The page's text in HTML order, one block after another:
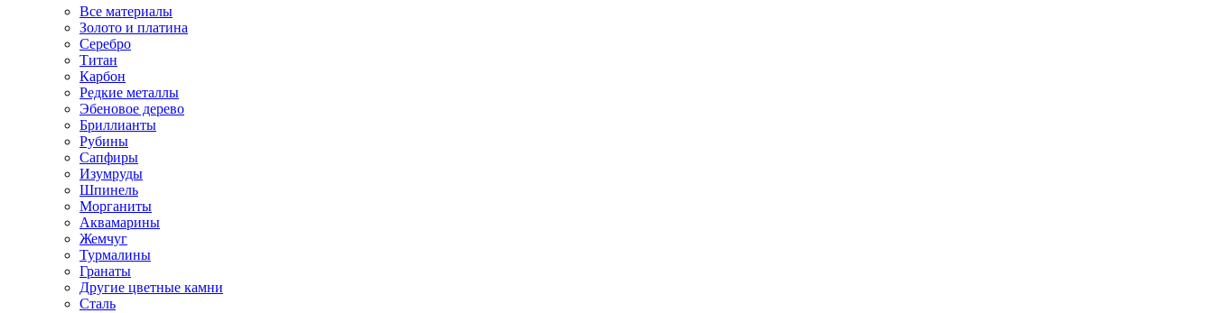
Все материалы
Золото и платина
Серебро
Титан
Карбон
Редкие металлы
Эбеновое дерево
Бриллианты
Рубины
Сапфиры
Изумруды
Шпинель
Морганиты
Аквамарины
Жемчуг
Турмалины
Гранаты
Другие цветные камни
Сталь